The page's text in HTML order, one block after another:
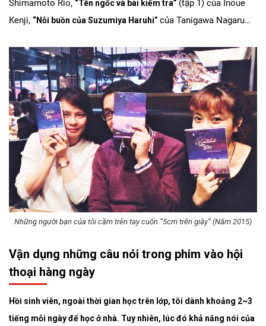
Shimamoto Rio, “Tên ngốc và bài kiểm tra” (tập 1) của Inoue
Kenji, “Nỗi buồn của Suzumiya Haruhi” của Tanigawa Nagaru…
Những người bạn của tôi cầm trên tay cuốn “5cm trên giây” (Năm 2015)
Vận dụng những câu nói trong phim vào hội
thoại hàng ngày
Hồi sinh viên, ngoài thời gian học trên lớp, tôi dành khoảng 2~3
tiếng mỗi ngày để học ở nhà. Tuy nhiên, lúc đó khả năng nói của